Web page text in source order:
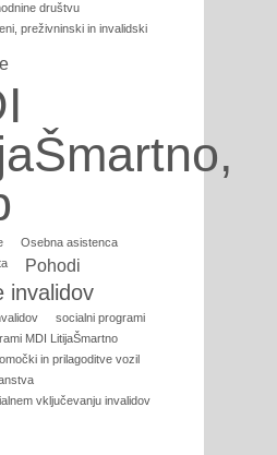
društvu
preživninski in invalidski
Osebna asistenca
Pohodi
invalidov
socialni programi
MDI LitijaŠmartno
in prilagoditve vozil
vključevanju invalidov